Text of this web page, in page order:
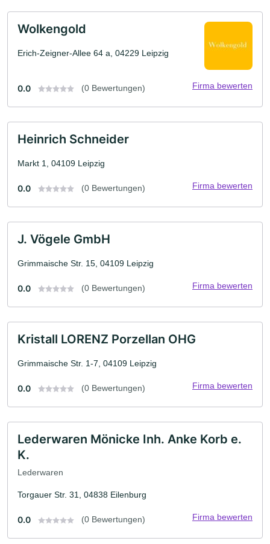
Wolkengold
Erich-Zeigner-Allee 64 a, 04229 Leipzig
0.0 (0 Bewertungen) Firma bewerten
Heinrich Schneider
Markt 1, 04109 Leipzig
0.0 (0 Bewertungen) Firma bewerten
J. Vögele GmbH
Grimmaische Str. 15, 04109 Leipzig
0.0 (0 Bewertungen) Firma bewerten
Kristall LORENZ Porzellan OHG
Grimmaische Str. 1-7, 04109 Leipzig
0.0 (0 Bewertungen) Firma bewerten
Lederwaren Mönicke Inh. Anke Korb e.
K.
Lederwaren
Torgauer Str. 31, 04838 Eilenburg
0.0 (0 Bewertungen) Firma bewerten